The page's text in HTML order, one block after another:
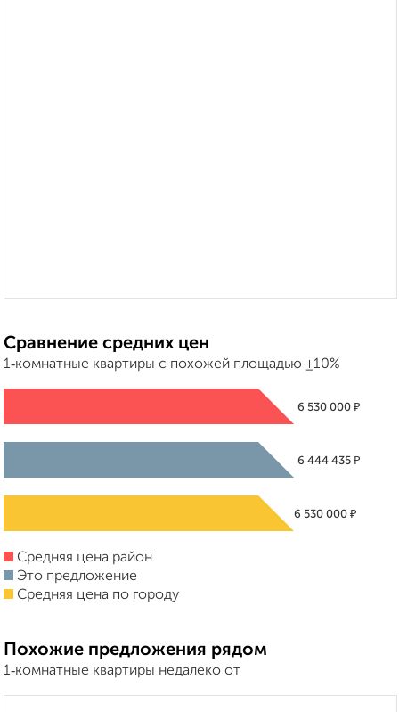
Сравнение средних цен
1‑комнатные квартиры с похожей площадью ±10%
6 530 000 ₽
6 444 435 ₽
6 530 000 ₽
Средняя цена район
Это предложение
Средняя цена по городу
Похожие предложения рядом
1‑комнатные квартиры недалеко от